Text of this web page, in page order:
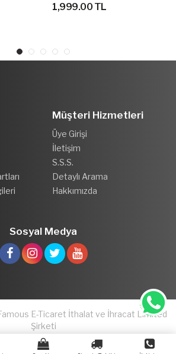
1,999.00 TL
Müşteri Hizmetleri
Üye Girişi
İletişim
S.S.S.
Detaylı Arama
Hakkımızda
Sosyal Medya
E-Ticaret İthalat ve İhracat Limited
Şirketi